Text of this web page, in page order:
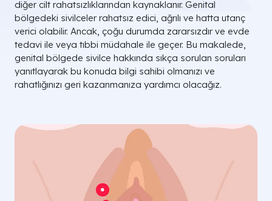
diğer cilt rahatsızlıklarından kaynaklanır. Genital
bölgedeki sivilceler rahatsız edici, ağrılı ve hatta utanç
verici olabilir. Ancak, çoğu durumda zararsızdır ve evde
tedavi ile veya tıbbi müdahale ile geçer. Bu makalede,
genital bölgede sivilce hakkında sıkça sorulan soruları
yanıtlayarak bu konuda bilgi sahibi olmanızı ve
rahatlığınızı geri kazanmanıza yardımcı olacağız.